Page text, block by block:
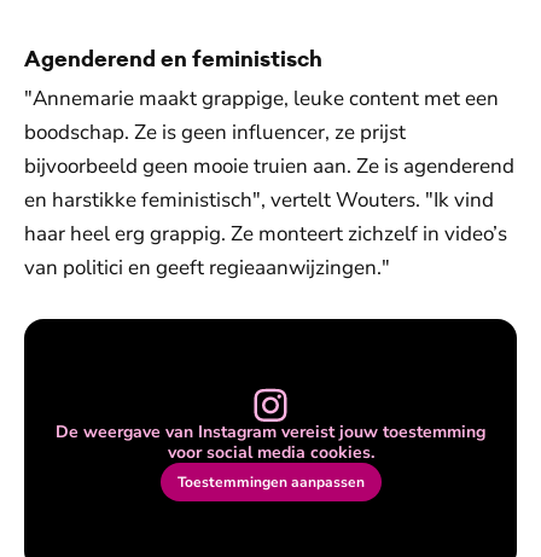
Agenderend en feministisch
"Annemarie maakt grappige, leuke content met een
boodschap. Ze is geen influencer, ze prijst
bijvoorbeeld geen mooie truien aan. Ze is agenderend
en harstikke feministisch", vertelt Wouters. "Ik vind
haar heel erg grappig. Ze monteert zichzelf in video’s
van politici en geeft regieaanwijzingen."
De weergave van Instagram vereist jouw toestemming
voor social media cookies.
Toestemmingen aanpassen